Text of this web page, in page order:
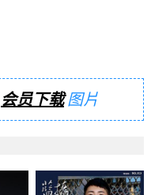
会员下载图片